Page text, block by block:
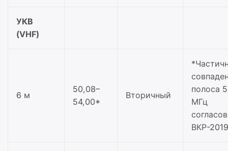
УКВ
(VHF)
6 м
50,08–
54,00*
Вторичный
полоса
МГц
ВКР-2019